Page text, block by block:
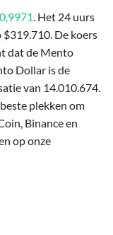
. Het 24 uurs
De koers
dat de Mento
Dollar is de
van 14.010.674.
plekken om
Binance en
op onze